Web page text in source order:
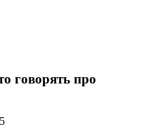
говорять про